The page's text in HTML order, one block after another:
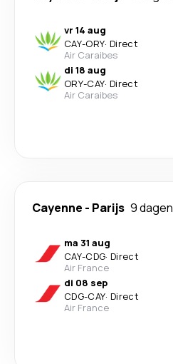
vr 14 aug
CAY-ORY· Direct
Air Caraibes
di 18 aug
ORY-CAY· Direct
Air Caraibes
Cayenne - Parijs 9 dagen
ma 31 aug
CAY-CDG· Direct
Air France
di 08 sep
CDG-CAY· Direct
Air France